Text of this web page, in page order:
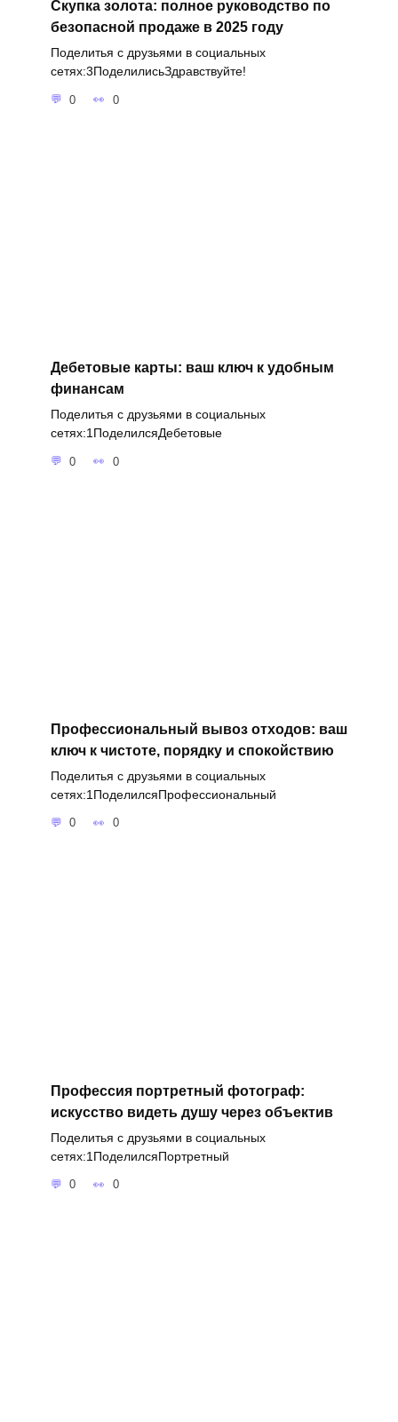
Скупка золота: полное руководство по
безопасной продаже в 2025 году
Поделитья с друзьями в социальных
сетях:3ПоделилисьЗдравствуйте!
0 0
Дебетовые карты: ваш ключ к удобным
финансам
Поделитья с друзьями в социальных
сетях:1ПоделилсяДебетовые
0 0
Профессиональный вывоз отходов: ваш
ключ к чистоте, порядку и спокойствию
Поделитья с друзьями в социальных
сетях:1ПоделилсяПрофессиональный
0 0
Профессия портретный фотограф:
искусство видеть душу через объектив
Поделитья с друзьями в социальных
сетях:1ПоделилсяПортретный
0 0